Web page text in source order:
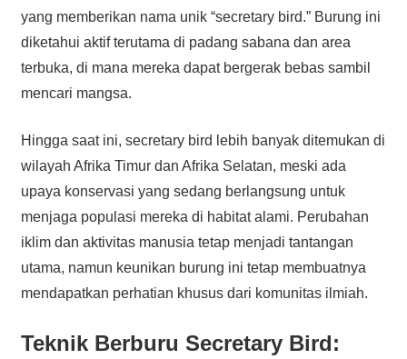
yang memberikan nama unik “secretary bird.” Burung ini
diketahui aktif terutama di padang sabana dan area
terbuka, di mana mereka dapat bergerak bebas sambil
mencari mangsa.
Hingga saat ini, secretary bird lebih banyak ditemukan di
wilayah Afrika Timur dan Afrika Selatan, meski ada
upaya konservasi yang sedang berlangsung untuk
menjaga populasi mereka di habitat alami. Perubahan
iklim dan aktivitas manusia tetap menjadi tantangan
utama, namun keunikan burung ini tetap membuatnya
mendapatkan perhatian khusus dari komunitas ilmiah.
Teknik Berburu Secretary Bird: